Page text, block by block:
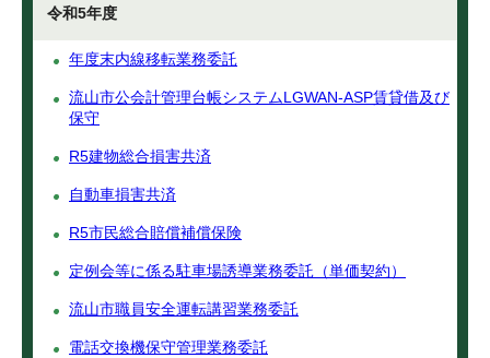
令和5年度
年度末内線移転業務委託
流山市公会計管理台帳システムLGWAN-ASP賃貸借及び
保守
R5建物総合損害共済
自動車損害共済
R5市民総合賠償補償保険
定例会等に係る駐車場誘導業務委託（単価契約）
流山市職員安全運転講習業務委託
電話交換機保守管理業務委託